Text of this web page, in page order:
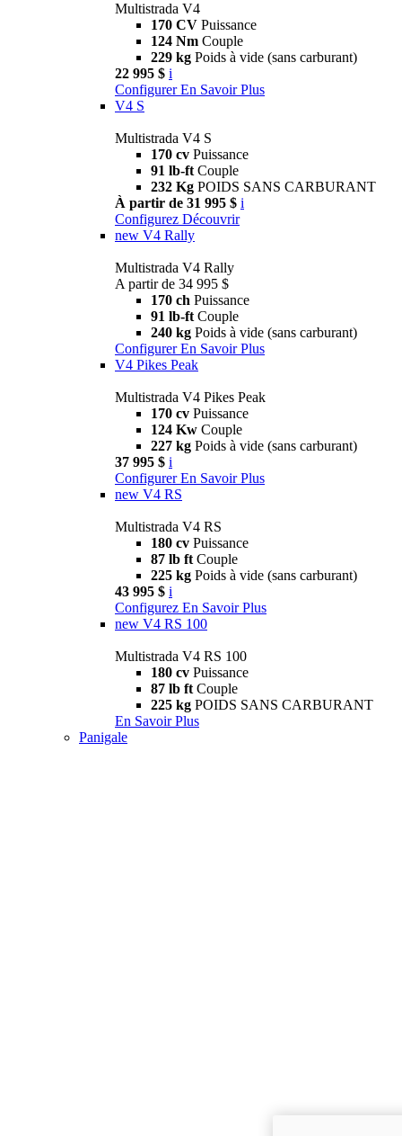
Multistrada V4
170 CV Puissance
124 Nm Couple
229 kg Poids à vide (sans carburant)
22 995 $ i
Configurer En Savoir Plus
V4 S
Multistrada V4 S
170 cv Puissance
91 lb-ft Couple
232 Kg POIDS SANS CARBURANT
À partir de 31 995 $ i
Configurez Découvrir
new V4 Rally
Multistrada V4 Rally
A partir de 34 995 $
170 ch Puissance
91 lb-ft Couple
240 kg Poids à vide (sans carburant)
Configurer En Savoir Plus
V4 Pikes Peak
Multistrada V4 Pikes Peak
170 cv Puissance
124 Kw Couple
227 kg Poids à vide (sans carburant)
37 995 $ i
Configurer En Savoir Plus
new V4 RS
Multistrada V4 RS
180 cv Puissance
87 lb ft Couple
225 kg Poids à vide (sans carburant)
43 995 $ i
Configurez En Savoir Plus
new V4 RS 100
Multistrada V4 RS 100
180 cv Puissance
87 lb ft Couple
225 kg POIDS SANS CARBURANT
En Savoir Plus
Panigale